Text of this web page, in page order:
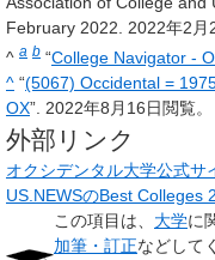
February 2022. 2022年2月
^ a b “College Navigator -
^ “(5067) Occidental =
OX”. 2022年8月16日閲覧。
外部リンク
オクシデンタル大学公式サ
US.NEWSのBest Colleges
この項目は、 大学に
加筆・訂正などして